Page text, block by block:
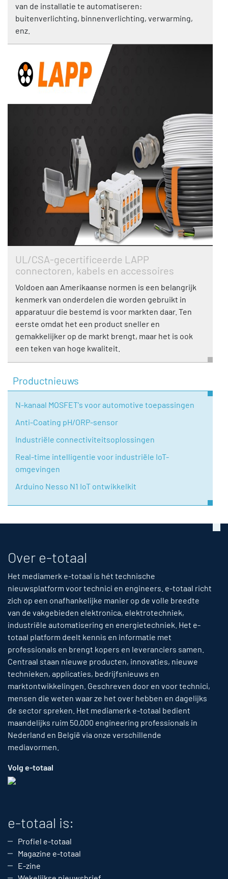
van de installatie te automatiseren:
buitenverlichting, binnenverlichting, verwarming,
enz.
UL/CSA-gecertificeerde LAPP
connectoren, kabels en accessoires
Voldoen aan Amerikaanse normen is een belangrijk
kenmerk van onderdelen die worden gebruikt in
apparatuur die bestemd is voor markten daar. Ten
eerste omdat het een product sneller en
gemakkelijker op de markt brengt, maar het is ook
een teken van hoge kwaliteit.
Productnieuws
N-kanaal MOSFET's voor automotive toepassingen
Anti-Coating pH/ORP-sensor
Industriële connectiviteitsoplossingen
Real-time intelligentie voor industriële IoT-
omgevingen
Arduino Nesso N1 IoT ontwikkelkit
Over e-totaal
Het mediamerk e-totaal is hét technische
nieuwsplatform voor technici en engineers. e-totaal richt
zich op een onafhankelijke manier op de volle breedte
van de vakgebieden elektronica, elektrotechniek,
industriële automatisering en energietechniek. Het e-
totaal platform deelt kennis en informatie met
professionals en brengt kopers en leveranciers samen.
Centraal staan nieuwe producten, innovaties, nieuwe
technieken, applicaties, bedrijfsnieuws en
marktontwikkelingen. Geschreven door en voor technici,
mensen die weten waar ze het over hebben en dagelijks
de sector spreken. Het mediamerk e-totaal bedient
maandelijks ruim 50,000 engineering professionals in
Nederland en België via onze verschillende
mediavormen.
Volg e-totaal
e-totaal is:
Profiel e-totaal
Magazine e-totaal
E-zine